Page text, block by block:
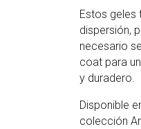
Estos geles
dispersión,
necesario
coat para
y duradero.
Disponible
colección